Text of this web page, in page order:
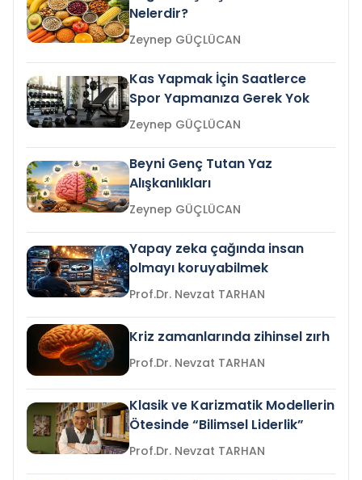
Nelerdir?
Zeynep GÜÇLÜCAN
Kas Yapmak İçin Saatlerce
Spor Yapmanıza Gerek Yok
Zeynep GÜÇLÜCAN
Beyni Genç Tutan Yaz
Alışkanlıkları
Zeynep GÜÇLÜCAN
Yapay zeka çağında insan
olmayı koruyabilmek
Prof.Dr. Nevzat TARHAN
Kriz zamanlarında zihinsel zırh
Prof.Dr. Nevzat TARHAN
Klasik ve Karizmatik Modellerin
Ötesinde “Bilimsel Liderlik”
Prof.Dr. Nevzat TARHAN